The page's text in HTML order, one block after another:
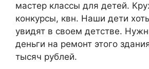
мастер классы для детей.
конкурсы, квн. Наши дети
увидят в своем детстве.
деньги на ремонт этого
тысяч рублей.